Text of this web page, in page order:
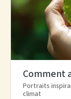
Comment
Portraits
climat